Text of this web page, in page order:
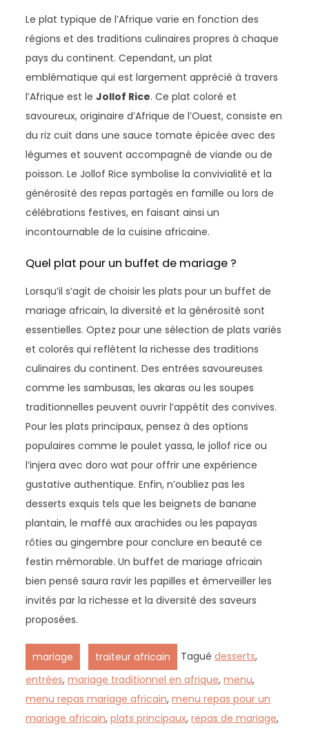
Le plat typique de l’Afrique varie en fonction des
régions et des traditions culinaires propres à chaque
pays du continent. Cependant, un plat
emblématique qui est largement apprécié à travers
l’Afrique est leJollof Rice. Ce plat coloré et
savoureux, originaire d’Afrique de l’Ouest, consiste en
du riz cuit dans une sauce tomate épicée avec des
légumes et souvent accompagné de viande ou de
poisson. Le Jollof Rice symbolise la convivialité et la
générosité des repas partagés en famille ou lors de
célébrations festives, en faisant ainsi un
incontournable de la cuisine africaine.
Quel plat pour un buffet de mariage ?
Lorsqu’il s’agit de choisir les plats pour un buffet de
mariage africain, la diversité et la générosité sont
essentielles. Optez pour une sélection de plats variés
et colorés qui reflètent la richesse des traditions
culinaires du continent. Des entrées savoureuses
comme les sambusas, les akaras ou les soupes
traditionnelles peuvent ouvrir l’appétit des convives.
Pour les plats principaux, pensez à des options
populaires comme le poulet yassa, le jollof rice ou
l’injera avec doro wat pour offrir une expérience
gustative authentique. Enfin, n’oubliez pas les
desserts exquis tels que les beignets de banane
plantain, le maffé aux arachides ou les papayas
rôties au gingembre pour conclure en beauté ce
festin mémorable. Un buffet de mariage africain
bien pensé saura ravir les papilles et émerveiller les
invités par la richesse et la diversité des saveurs
proposées.
mariage traiteur africain Taguédesserts,
entrées,mariage traditionnel en afrique,menu,
menu repas mariage africain,menu repas pour un
mariage africain,plats principaux,repas de mariage,